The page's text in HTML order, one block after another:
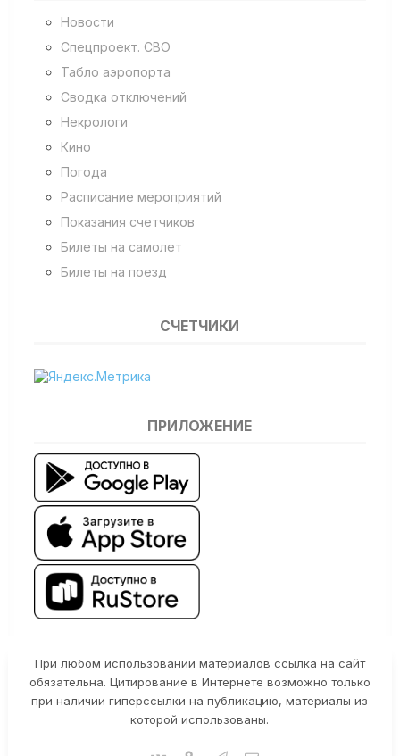
Новости
Спецпроект. СВО
Табло аэропорта
Сводка отключений
Некрологи
Кино
Погода
Расписание мероприятий
Показания счетчиков
Билеты на самолет
Билеты на поезд
СЧЕТЧИКИ
ПРИЛОЖЕНИЕ
При любом использовании материалов ссылка на сайт
обязательна. Цитирование в Интернете возможно только
при наличии гиперссылки на публикацию, материалы из
которой использованы.